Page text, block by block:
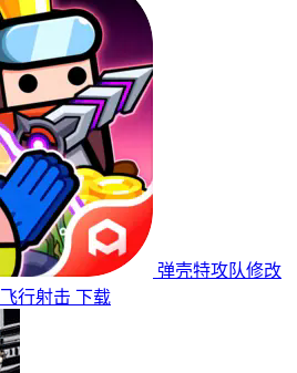
弹壳特攻队修改
飞行射击 下载